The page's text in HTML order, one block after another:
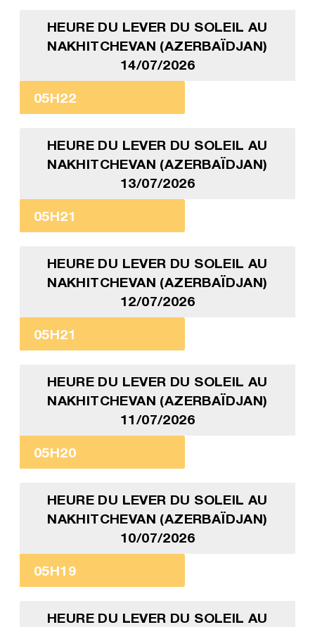
HEURE DU LEVER DU SOLEIL AU
NAKHITCHEVAN (AZERBAÏDJAN)
14/07/2026
05H22
HEURE DU LEVER DU SOLEIL AU
NAKHITCHEVAN (AZERBAÏDJAN)
13/07/2026
05H21
HEURE DU LEVER DU SOLEIL AU
NAKHITCHEVAN (AZERBAÏDJAN)
12/07/2026
05H21
HEURE DU LEVER DU SOLEIL AU
NAKHITCHEVAN (AZERBAÏDJAN)
11/07/2026
05H20
HEURE DU LEVER DU SOLEIL AU
NAKHITCHEVAN (AZERBAÏDJAN)
10/07/2026
05H19
HEURE DU LEVER DU SOLEIL AU